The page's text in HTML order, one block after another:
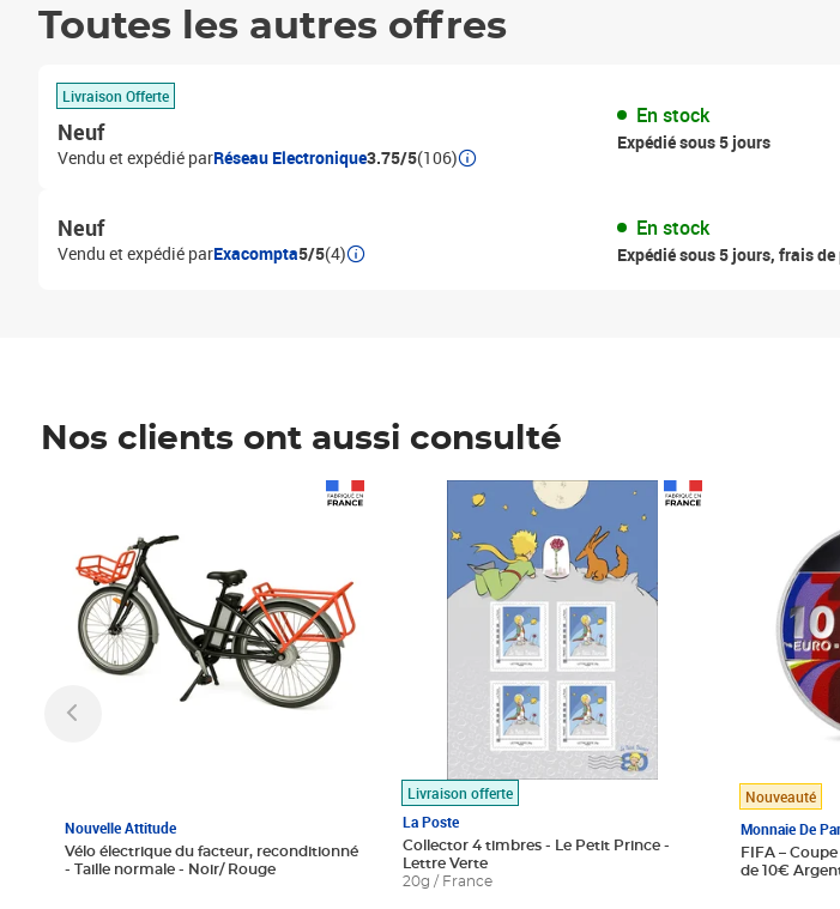
Toutes les autres offres
Livraison Offerte
Neuf
Vendu et expédié parRéseau Electronique3.75/5(106)
En stock
Expédié sous 5 jours
Neuf
Vendu et expédié parExacompta5/5(4)
En stock
Expédié sous 5 jours, frais
Nos clients ont aussi consulté
Nouvelle Attitude
Vélo électrique du facteur, reconditionné
- Taille normale - Noir/ Rouge
Livraison offerte
La Poste
Collector 4 timbres - Le Petit Prince -
Lettre Verte
20g / France
Prix 7,50€
Nouveauté
Monnaie De
FIFA –
de 10€